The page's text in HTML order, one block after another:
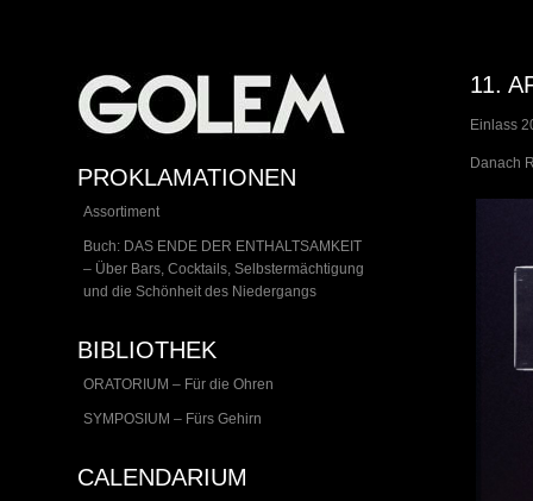
PROKLAMATIONEN
Assortiment
Buch: DAS ENDE DER ENTHALTSAMKEIT
– Über Bars, Cocktails, Selbstermächtigung
und die Schönheit des Niedergangs
BIBLIOTHEK
ORATORIUM – Für die Ohren
SYMPOSIUM – Fürs Gehirn
CALENDARIUM
11.
Einlass
Danach